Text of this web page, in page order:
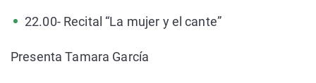
22.00- Recital “La mujer y el cante”
Presenta Tamara García